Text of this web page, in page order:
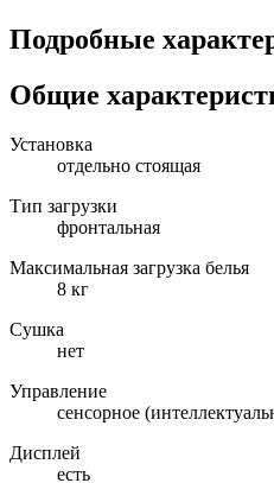
Подробные
Общие
Установка
отдельно стоящая
Тип загрузки
фронтальная
Максимальная загрузка белья
8 кг
Сушка
нет
Управление
сенсорное
Дисплей
есть